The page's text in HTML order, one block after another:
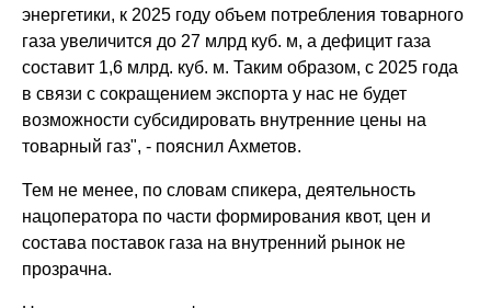
энергетики, к 2025 году объем потребления товарного
газа увеличится до 27 млрд куб. м, а дефицит газа
составит 1,6 млрд. куб. м. Таким образом, с 2025 года
в связи с сокращением экспорта у нас не будет
возможности субсидировать внутренние цены на
товарный газ", - пояснил Ахметов.
Тем не менее, по словам спикера, деятельность
нацоператора по части формирования квот, цен и
состава поставок газа на внутренний рынок не
прозрачна.